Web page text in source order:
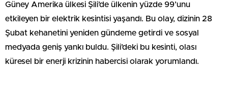
Güney Amerika ülkesi Şili’de ülkenin yüzde 99’unu
etkileyen bir elektrik kesintisi yaşandı. Bu olay, dizinin 28
Şubat kehanetini yeniden gündeme getirdi ve sosyal
medyada geniş yankı buldu. Şili’deki bu kesinti, olası
küresel bir enerji krizinin habercisi olarak yorumlandı.